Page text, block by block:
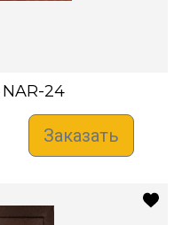
NAR-24
Заказать